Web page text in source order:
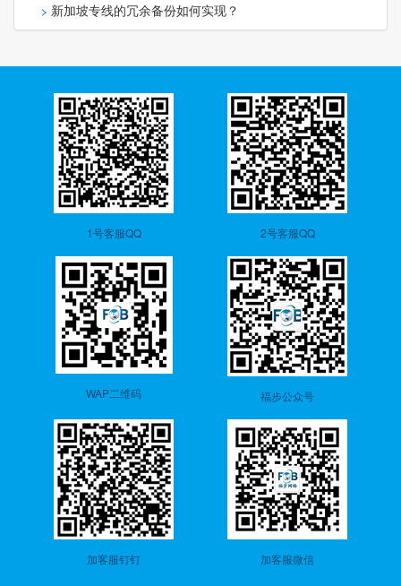
新加坡专线的冗余备份如何实现？
1号客服QQ 2号客服QQ
WAP二维码 福步公众号
加客服钉钉 加客服微信